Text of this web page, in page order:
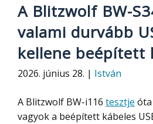
A Blitzwolf BW-
valami durvább
kellene beépített
2026. június 28. | István
A Blitzwolf BW-i116 tesztje
vagyok a beépített kábeles